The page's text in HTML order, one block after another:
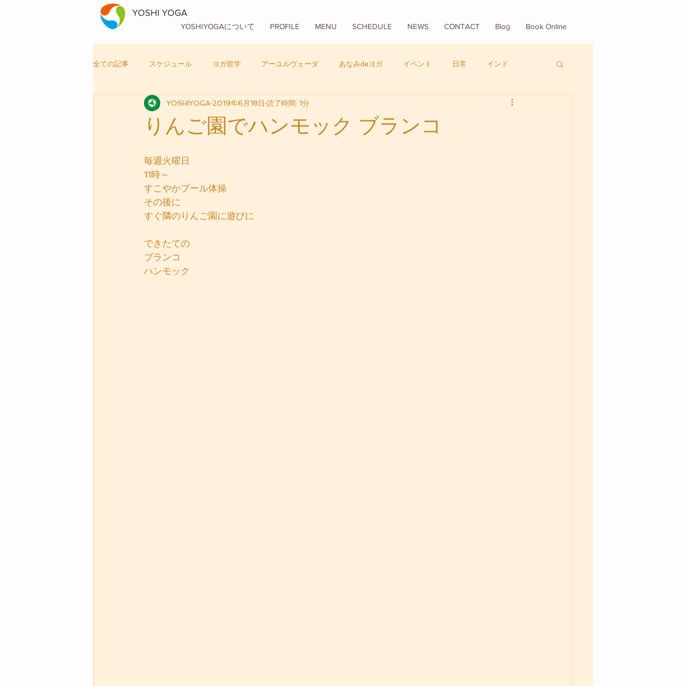
YOSHI YOGA
YOSHIYOGAについて PROFILE MENU SCHEDULE NEWS CONTACT Blog Book Online
全ての記事 スケジュール ヨガ哲学 アーユルヴェーダ あなみdeヨガ イベント 日常 インド
自律神経メンテナンス ヨガ フード バリ
りんご園でハンモック ブランコ
YOSHIYOGA 2019年6月18日 読了時間: 1分
毎週火曜日
11時～
すこやかプール体操
その後に
すぐ隣のりんご園に遊びに
できたての
ブランコ
ハンモック